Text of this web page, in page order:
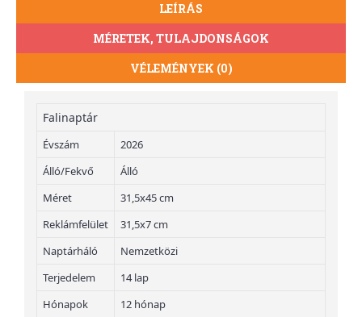
LEÍRÁS
MÉRETEK, TULAJDONSÁGOK
VÉLEMÉNYEK (0)
Falinaptár
Évszám
2026
Álló/Fekvő
Álló
Méret
31,5x45 cm
Reklámfelület
31,5x7 cm
Naptárháló
Nemzetközi
Terjedelem
14 lap
Hónapok
12 hónap